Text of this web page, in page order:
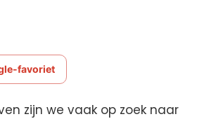
favoriet
zijn we vaak op zoek naar